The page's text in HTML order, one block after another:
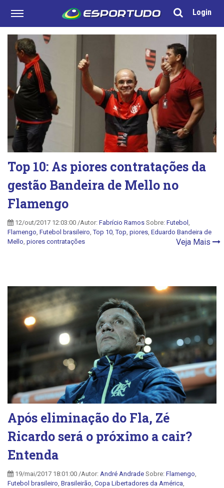
Login
Top 10: As piores contratações da
gestão Bandeira de Mello no
Flamengo
12/out/2017 12:03:00 /Autor: Fabrício Ramos Sobre: Futebol
Flamengo Futebol brasileiro ,Top 10 ,Top piores Eduardo Bandeira de
Mello piores contratações Veja Mais
Após eliminação do Fla, Zé
Ricardo será o próximo a cair?
Entenda
19/mai/2017 18:01:00 /Autor: André Andrade Sobre: Flamengo
Futebol brasileiro Brasileirão Copa Libertadores da América